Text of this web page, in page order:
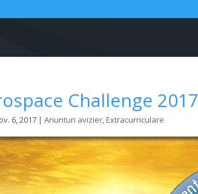
Challenge 2017
6, 2017 |Anunturi avizier, Extracurriculare